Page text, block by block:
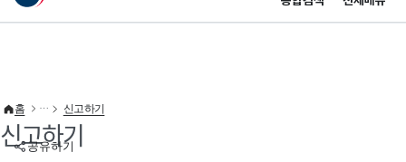
이 누리집은 대한민국 공식 전자정부 누리집입니다.
공유하기
홈 신고하기
신고하기